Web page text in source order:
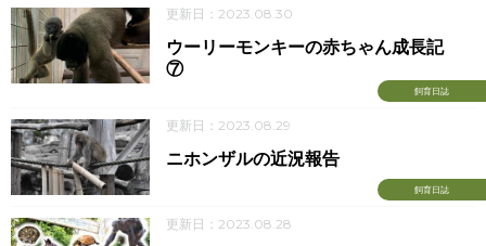
更新日：2023.08.30
飼育日誌
ウーリーモンキーの赤ちゃん成長記
⑦
更新日：2023.08.29
飼育日誌
ニホンザルの近況報告
更新日：2023.08.28